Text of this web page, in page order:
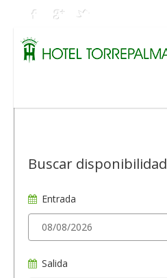
Buscar disponibilidad
Entrada
Salida